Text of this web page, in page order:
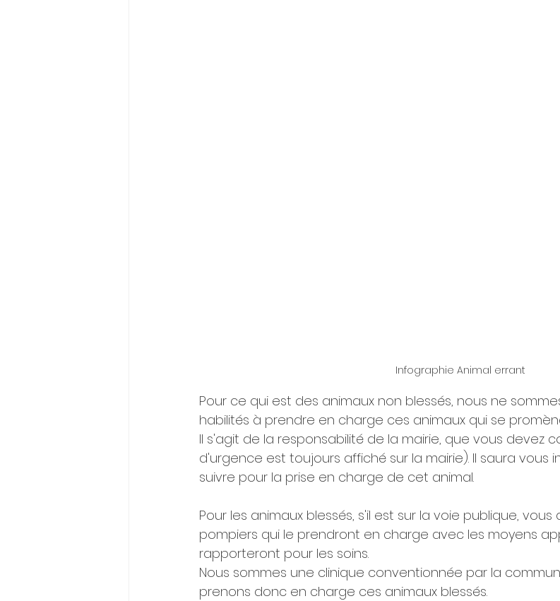
Infographie Animal errant
Pour ce qui est des animaux non blessés, nous ne
habilités à prendre en charge ces animaux qui se
Il s'agit de la responsabilité de la mairie, que vous devez
d'urgence est toujours affiché sur la mairie). Il saura vous
suivre pour la prise en charge de cet animal.
Pour les animaux blessés, s'il est sur la voie publique,
pompiers qui le prendront en charge avec les moyens
rapporteront pour les soins.
Nous sommes une clinique conventionnée par la
prenons donc en charge ces animaux blessés.